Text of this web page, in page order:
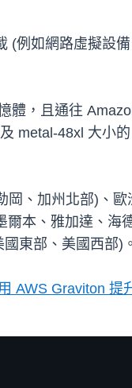
(例如網路虛擬設
體，且通往
metal-48xl 大小
、加州北部)、
本、雅加達、海
東部、美國西部)。
AWS Graviton 提